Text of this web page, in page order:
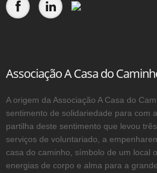
Associação A Casa do
A origem da Associação A Casa do
sentimento de solidariedade para com
partilha deste sentimento que levou
serviços de voluntariado, a
casa do caminho, símbolo de um local
energias de corpo e alma para a